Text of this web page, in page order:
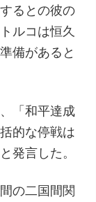
るとの彼の
ルコは恒久
備があると
「和平達成
的な停戦は
発言した。
の二国間関